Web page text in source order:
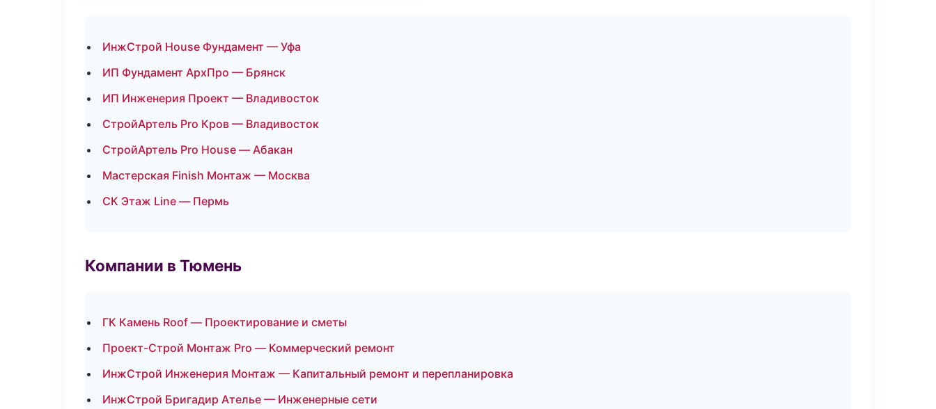
ИнжСтрой House Фундамент — Уфа
ИП Фундамент АрхПро — Брянск
ИП Инженерия Проект — Владивосток
СтройАртель Pro Кров — Владивосток
СтройАртель Pro House — Абакан
Мастерская Finish Монтаж — Москва
СК Этаж Line — Пермь
Компании в Тюмень
ГК Камень Roof — Проектирование и сметы
Проект-Строй Монтаж Pro — Коммерческий ремонт
ИнжСтрой Инженерия Монтаж — Капитальный ремонт и перепланировка
ИнжСтрой Бригадир Ателье — Инженерные сети